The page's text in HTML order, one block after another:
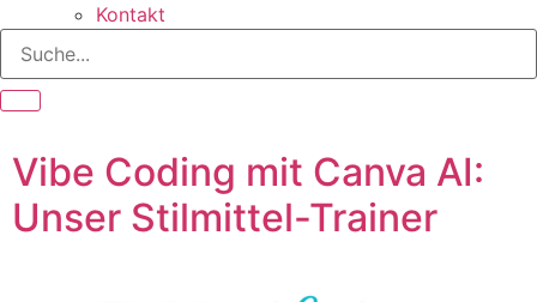
Kontakt
Vibe Coding mit Canva AI:
Unser Stilmittel-Trainer